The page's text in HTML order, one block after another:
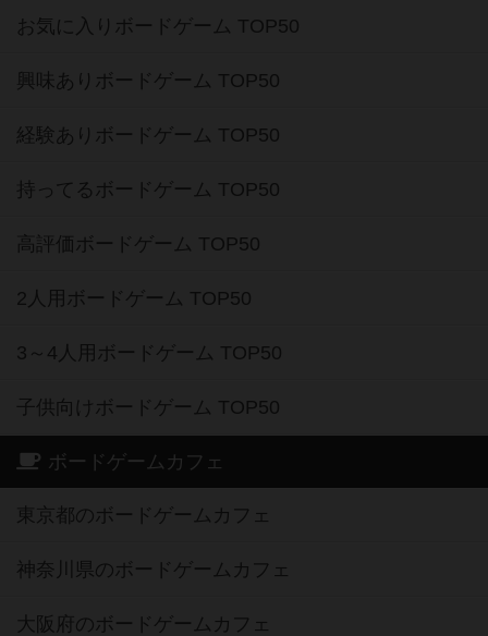
お気に入りボードゲーム TOP50
興味ありボードゲーム TOP50
経験ありボードゲーム TOP50
持ってるボードゲーム TOP50
高評価ボードゲーム TOP50
2人用ボードゲーム TOP50
3～4人用ボードゲーム TOP50
子供向けボードゲーム TOP50
ボードゲームカフェ
東京都のボードゲームカフェ
神奈川県のボードゲームカフェ
大阪府のボードゲームカフェ